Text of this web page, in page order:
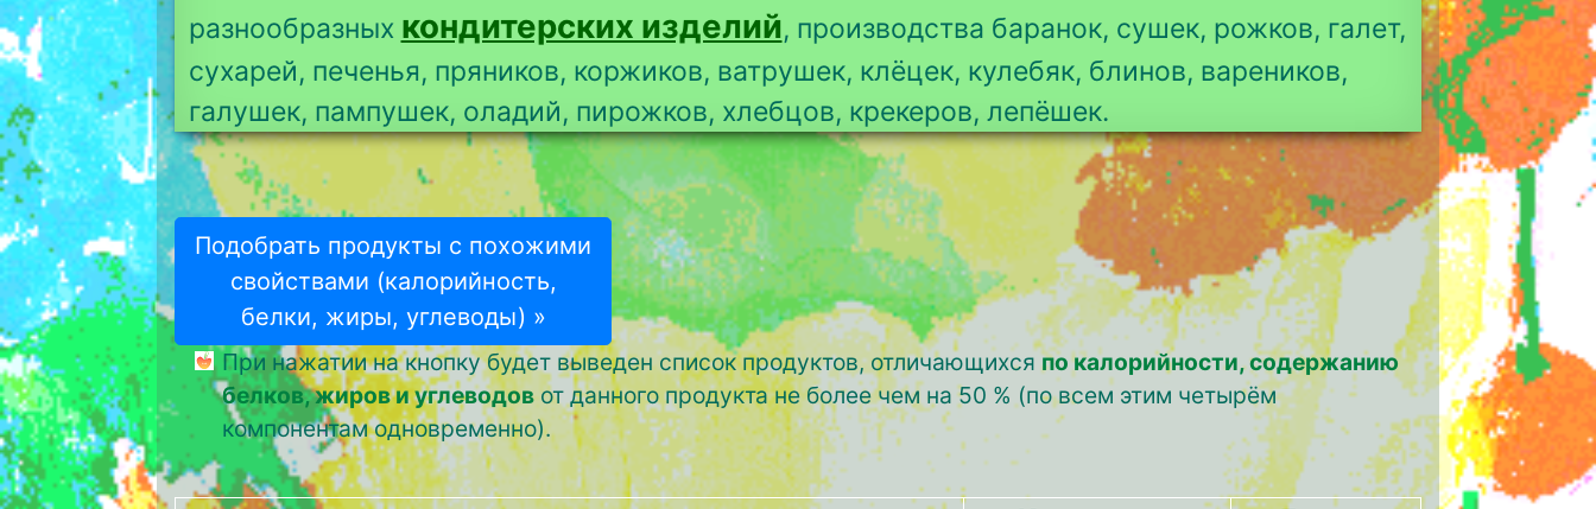
разнообразных кондитерских изделий, производства баранок, сушек, рожков, галет,
сухарей, печенья, пряников, коржиков, ватрушек, клёцек, кулебяк, блинов, вареников,
галушек, пампушек, оладий, пирожков, хлебцов, крекеров, лепёшек.
Подобрать продукты с похожими
свойствами (калорийность,
белки, жиры, углеводы) »
При нажатии на кнопку будет выведен список продуктов, отличающихся по калорийности, содержанию
белков, жиров и углеводов от данного продукта не более чем на 50 % (по всем этим четырём
компонентам одновременно).